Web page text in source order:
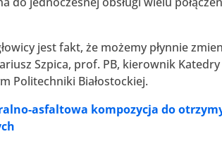
jest fakt, że możemy płynnie
Szpica, prof. PB, kierownik
Politechniki Białostockiej.
asfaltowa kompozycja do